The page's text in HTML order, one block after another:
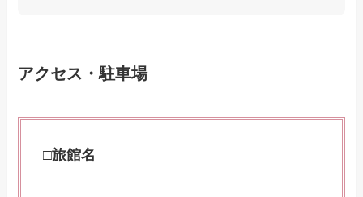
アクセス・駐車場
□旅館名